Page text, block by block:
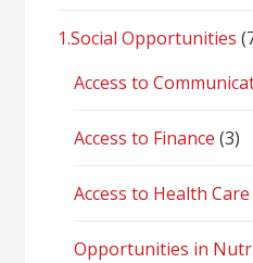
1.Social Opportunities
Access to
Access to Finance (3)
Access to Health Care
Opportunities in